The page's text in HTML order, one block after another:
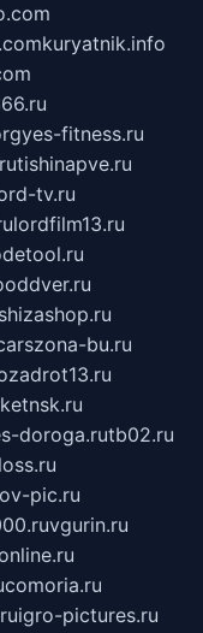
kuryatnik.info
yes-fitness.ru
tishinapve.ru
tv.ru
lordfilm13.ru
bu.ru
doroga.rutb02.ru
pic.ru
vgurin.ru
igro-pictures.ru